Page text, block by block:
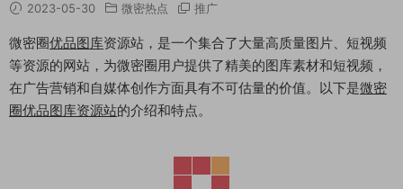
2023-05-30 微密热点 推广
微密圈优品图库资源站，是一个集合了大量高质量图片、短视频
等资源的网站，为微密圈用户提供了精美的图库素材和短视频，
在广告营销和自媒体创作方面具有不可估量的价值。以下是微密
圈优品图库资源站的介绍和特点。